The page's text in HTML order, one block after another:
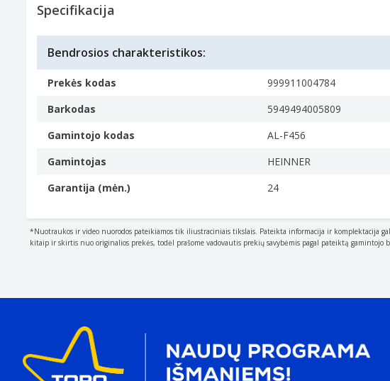
Gartraukio filtras
Produkto spalva
The colour e.g. red
Nerūdijančiojo plieno
Medžiaga
The material from which a thing is or can be made e.g. wood
Veikimo charakteristikos
Suderinamumas
Heinner HDCH-F4560TIX
Kiekis pakuotėje
1 vnt
Specifikacija
Bendrosios charakteristikos:
Prekės kodas
999911004784
Barkodas
5949494005809
Gamintojo kodas
AL-F456
Gamintojas
HEINNER
Garantija (mėn.)
24
*Nuotraukos ir video nuorodos pateikiamos tik iliustraciniais tikslais. Pateikta informacija ir komplektacija
kitaip ir skirtis nuo originalios prekės, todėl prašome vadovautis prekių savybėmis pagal pateiktą gamintojo